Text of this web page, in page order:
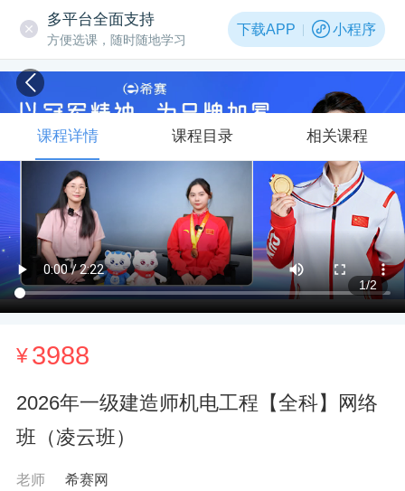
多平台全面支持
方便选课，随时随地学习
下载APP 小程序
1/2
¥3988
2026年一级建造师机电工程【全科】网络
班（凌云班）
老师
希赛网
课程详情 课程目录 相关课程